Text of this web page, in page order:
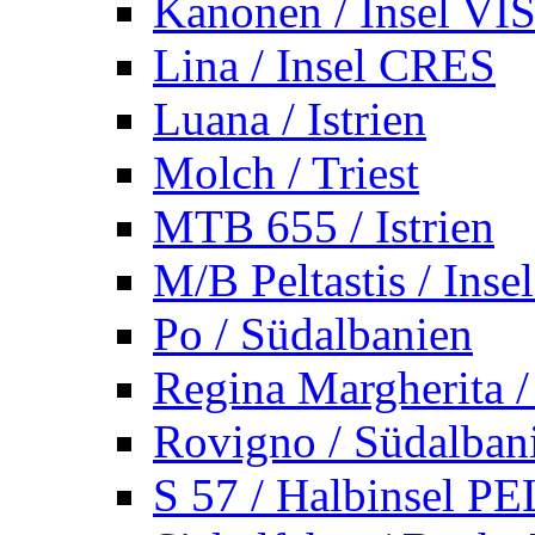
Kanonen / Insel VIS
Lina / Insel CRES
Luana / Istrien
Molch / Triest
MTB 655 / Istrien
M/B Peltastis /
Po / Südalbanien
Regina Margherita
Rovigno /
S 57 / Halbinsel